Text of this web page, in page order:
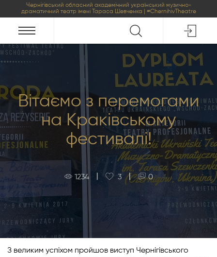
Чернігівський обласний академічний український музично-
драматичний театр імені Тараса Шевченка | #ChernihivTheatre
Вітаємо з перемогами
на Краківському
фестивалі!
1234 3 | 0
З великим успіхом пройшов виступ Чернігівського